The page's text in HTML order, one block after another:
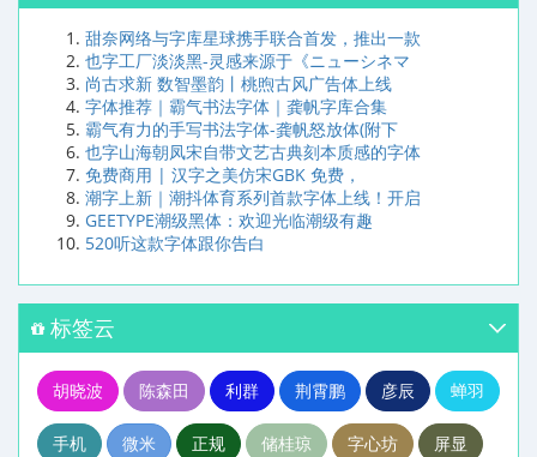
甜奈网络与字库星球携手联合首发，推出一款
也字工厂淡淡黑-灵感来源于《ニューシネマ
尚古求新 数智墨韵丨桃煦古风广告体上线
字体推荐｜霸气书法字体｜龚帆字库合集
霸气有力的手写书法字体-龚帆怒放体(附下
也字山海朝凤宋自带文艺古典刻本质感的字体
免费商用 | 汉字之美仿宋GBK 免费，
潮字上新｜潮抖体育系列首款字体上线！开启
GEETYPE潮级黑体：欢迎光临潮级有趣
520听这款字体跟你告白
标签云
胡晓波 陈森田 利群 荆霄鹏 彦辰 蝉羽
手机 微米 正规 储桂琼 字心坊 屏显